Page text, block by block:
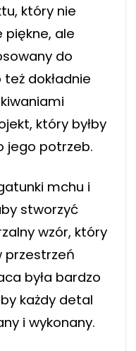
który nie
ale
do
dokładnie
który byłby
jego potrzeb.
mchu i
stworzyć
wzór, który
przestrzeń
była bardzo
każdy detal
i wykonany.